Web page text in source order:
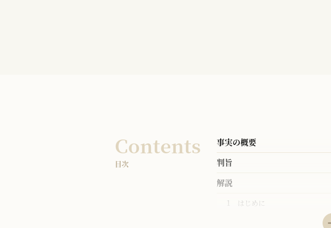
Contents
目次
事実の概要
判旨
解説
1 はじめに
2 不法行為に基づく国際裁判管